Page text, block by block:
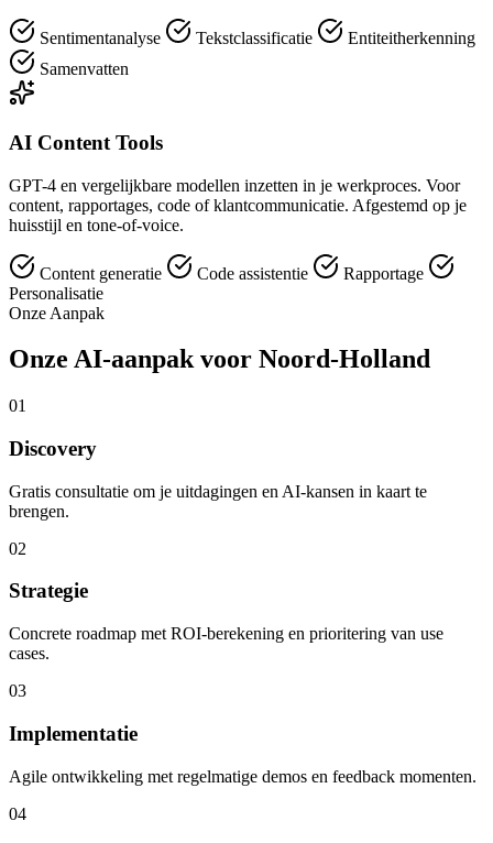
Sentimentanalyse Tekstclassificatie
Entiteitherkenning
Samenvatten
AI Content Tools
GPT-4 en vergelijkbare modellen inzetten in je werkproces. Voor
content, rapportages, code of klantcommunicatie. Afgestemd op je
huisstijl en tone-of-voice.
Content generatie Code assistentie
Rapportage
Personalisatie
Onze Aanpak
Onze AI-aanpak voor Noord-Holland
01
Discovery
Gratis consultatie om je uitdagingen en AI-kansen in kaart te
brengen.
02
Strategie
Concrete roadmap met ROI-berekening en prioritering van use
cases.
03
Implementatie
Agile ontwikkeling met regelmatige demos en feedback momenten.
04